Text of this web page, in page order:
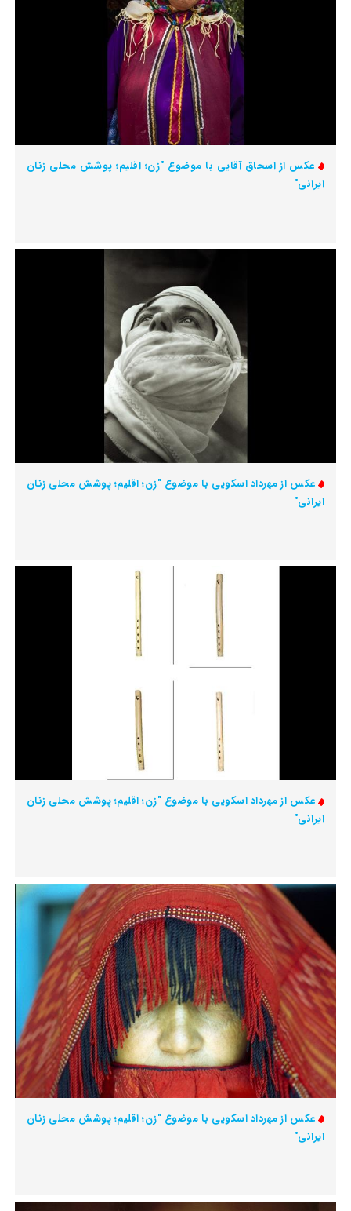
عکس از اسحاق آقایی با موضوع "زن؛ اقلیم؛ پوشش محلی زنان
ایرانی"
عکس از مهرداد اسکویی با موضوع "زن؛ اقلیم؛ پوشش محلی زنان
ایرانی"
عکس از مهرداد اسکویی با موضوع "زن؛ اقلیم؛ پوشش محلی زنان
ایرانی"
عکس از مهرداد اسکویی با موضوع "زن؛ اقلیم؛ پوشش محلی زنان
ایرانی"